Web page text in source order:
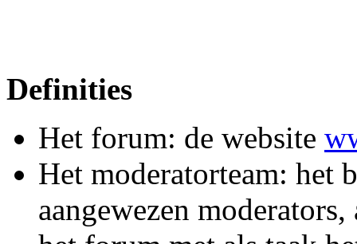
Definities
Het forum: de website
Het moderatorteam: het
aangewezen